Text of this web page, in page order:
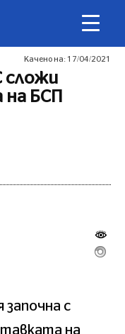
Качено на: 17/04/2021
сложи
на БСП
с
на